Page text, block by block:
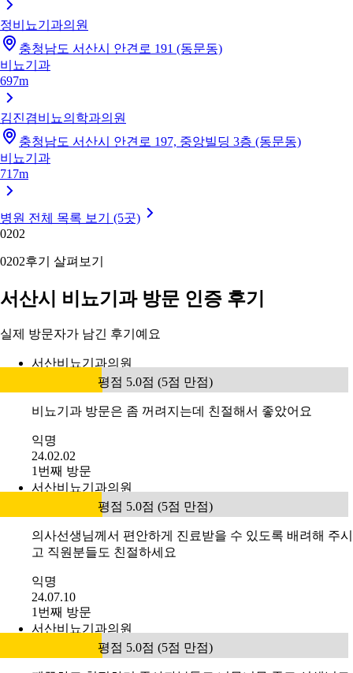
정비뇨기과의원
충청남도 서산시 안견로 191 (동문동)
비뇨기과
697m
김진겸비뇨의학과의원
충청남도 서산시 안견로 197, 중앙빌딩 3층 (동문동)
비뇨기과
717m
병원 전체 목록 보기 (5곳)
0202
0202후기 살펴보기
서산시 비뇨기과 방문 인증 후기
실제 방문자가 남긴 후기예요
서산비뇨기과의원
평점 5.0점 (5점 만점)
비뇨기과 방문은 좀 꺼려지는데 친절해서 좋았어요
익명
24.02.02
1번째 방문
서산비뇨기과의원
평점 5.0점 (5점 만점)
의사선생님께서 편안하게 진료받을 수 있도록 배려해 주시
고 직원분들도 친절하세요
익명
24.07.10
1번째 방문
서산비뇨기과의원
평점 5.0점 (5점 만점)